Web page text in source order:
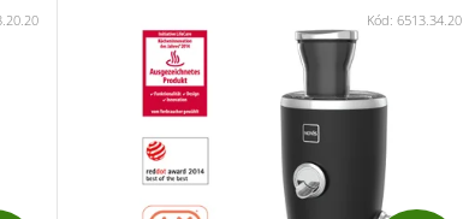
Kód:6513.34.20